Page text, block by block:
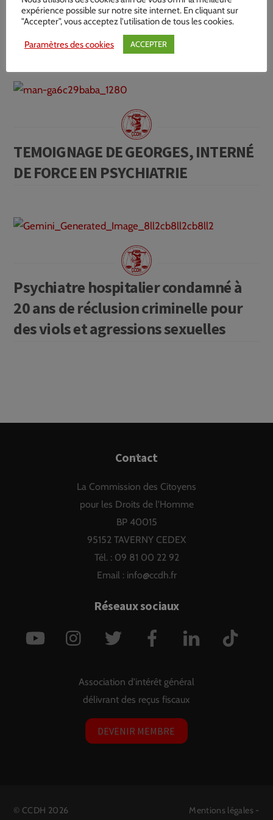
portes du Centre Hospitalier de
Nemours
TEMOIGNAGE DE GEORGES, INTERNÉ
DE FORCE EN PSYCHIATRIE
Psychiatre hospitalier condamné à
20 ans de réclusion criminelle pour
des viols et agressions sexuelles
Back
Top
Contact
La Commission des Citoyens
pour les Droits de l'Homme
BP 40015
95152 TAVERNY CEDEX
Tél. : 09 81 00 22 92
Email : info@ccdh.fr
Réseaux sociaux
YouTube Instagram Twitter Facebook LinkedIn
Association d'intérêt général
délivrant des reçus fiscaux
DEVENIR MEMBRE
© CCDH 2026 Mentions légales -
expérience possible sur notre site internet. En cliquant sur
"Accepter", vous acceptez l'utilisation de tous les cookies.
Paramètres des cookies ACCEPTER